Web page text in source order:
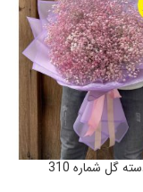
گل شماره 310